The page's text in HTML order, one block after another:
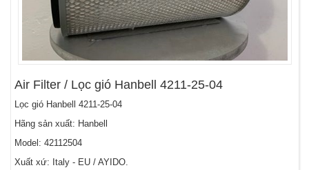
Air Filter / Lọc gió Hanbell 4211-25-04
Lọc gió Hanbell 4211-25-04
Hãng sản xuất: Hanbell
Model: 42112504
Xuất xứ: Italy - EU / AYIDO.